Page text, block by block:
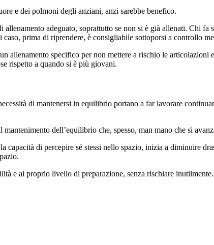
e dei polmoni degli anziani, anzi sarebbe benefico.
adeguato, soprattutto se non si è già allenati. Chi fa
prima di riprendere, è consigliabile sottoporsi a controllo
specifico per non mettere a rischio le articolazioni
rispetto a quando si è più giovani.
di mantenersi in equilibrio portano a far lavorare
dell’equilibrio che, spesso, man mano che si
di percepire sé stessi nello spazio, inizia a diminuire
e al proprio livello di preparazione, senza rischiare inutilmente.